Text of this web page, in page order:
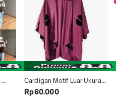
Cardigan Motif Luar Ukuran
Besar Bahan Rayon
Rp60.000